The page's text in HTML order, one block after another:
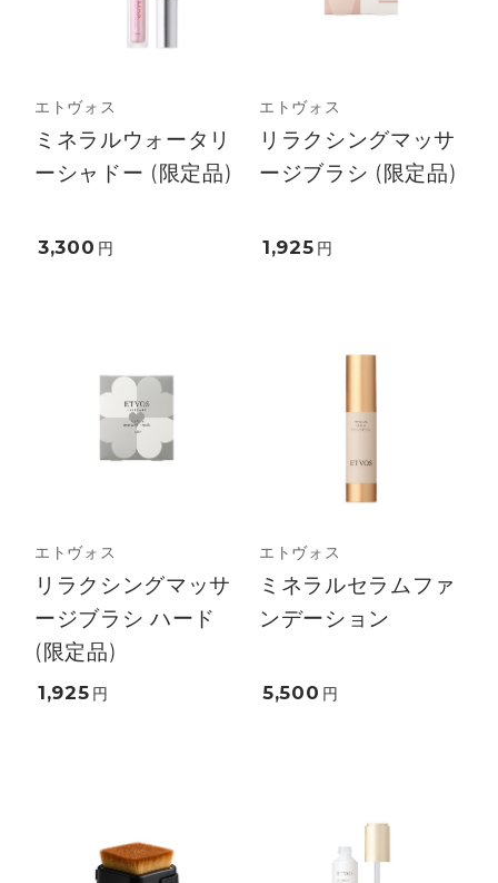
エトヴォス
ミネラルウォータリ
ーシャドー (限定品)
3,300 円
エトヴォス
リラクシングマッサ
ージブラシ (限定品)
1,925 円
エトヴォス
リラクシングマッサ
ージブラシ ハード
(限定品)
1,925 円
エトヴォス
ミネラルセラムファ
ンデーション
5,500 円